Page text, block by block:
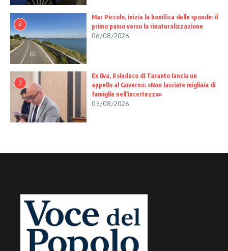
2
Mar Piccolo, inizia la bonifica delle sponde: il
primo passo verso la rinaturalizzazione
06/08/2026
3
Ex Ilva, il sindaco di Taranto lancia un
appello al Governo: «Non lasciate migliaia di
famiglie nell’incertezza»
05/08/2026